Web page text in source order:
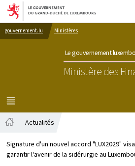
Aller au menu
Aller au contenu
gouvernement.lu Ministères
Le gouvernement
Ministère des
MENU
PRINCIPAL
Actualités
Signature d'un nouvel accord "LUX2029"
garantir l'avenir de la sidérurgie au